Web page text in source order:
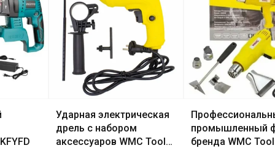
Ударная электрическая
дрель с набором
аксессуаров WMC Tools
промышленный
бренда WMC